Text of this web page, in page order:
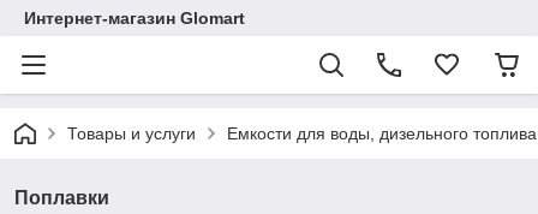
Интернет-магазин Glomart
Товары и услуги Емкости для воды, дизельного
Поплавки